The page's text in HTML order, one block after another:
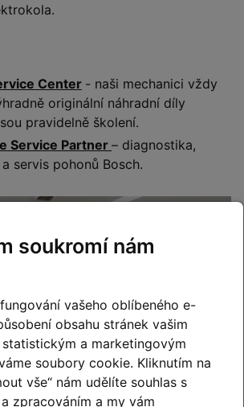
Center - naši mechanici vždy
originální náhradní díly
pravidelně školení.
Service Partner– diagnostika,
servis pohonů Bosch.
soukromí nám
vašeho oblíbeného e-
obsahu stránek vašim
a marketingovým
soubory cookie. Kliknutím na
vše“ nám udělíte souhlas s
zpracováním a my vám